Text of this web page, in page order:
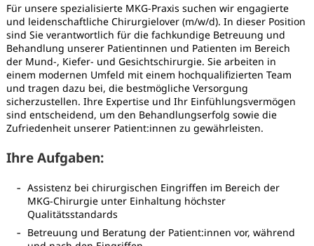
Für unsere spezialisierte MKG-Praxis suchen wir engagierte
und leidenschaftliche Chirurgielover (m/w/d). In dieser Position
sind Sie verantwortlich für die fachkundige Betreuung und
Behandlung unserer Patientinnen und Patienten im Bereich
der Mund-, Kiefer- und Gesichtschirurgie. Sie arbeiten in
einem modernen Umfeld mit einem hochqualifizierten Team
und tragen dazu bei, die bestmögliche Versorgung
sicherzustellen. Ihre Expertise und Ihr Einfühlungsvermögen
sind entscheidend, um den Behandlungserfolg sowie die
Zufriedenheit unserer Patient:innen zu gewährleisten.
Ihre Aufgaben:
Assistenz bei chirurgischen Eingriffen im Bereich der
MKG-Chirurgie unter Einhaltung höchster
Qualitätsstandards
Betreuung und Beratung der Patient:innen vor, während
Karte anzeigen